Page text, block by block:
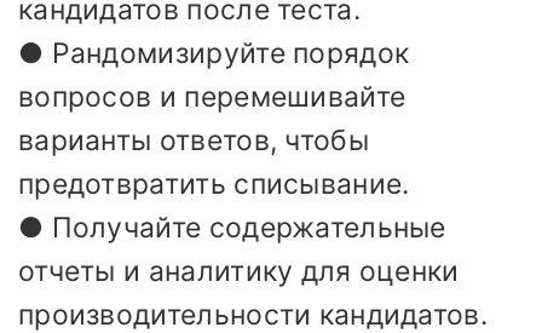
кандидатов после теста.
● Рандомизируйте порядок
вопросов и перемешивайте
варианты ответов, чтобы
предотвратить списывание.
● Получайте содержательные
отчеты и аналитику для оценки
производительности кандидатов.